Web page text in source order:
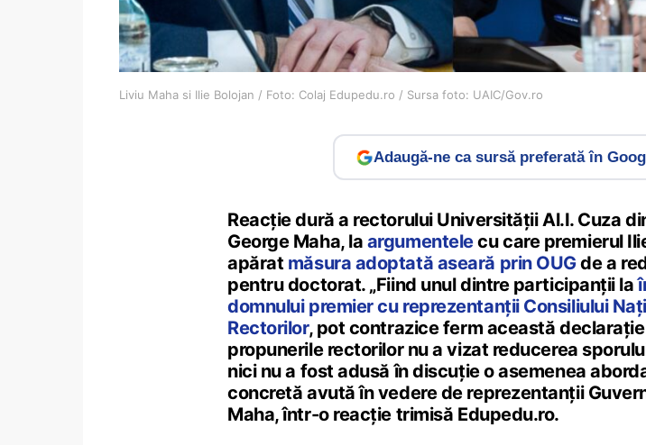
Liviu Maha si Ilie Bolojan / Foto: Colaj Edupedu.ro / Sursa foto: UAIC/Gov.ro
Adaugă-ne ca sursă preferată în
Reacție dură a rectorului Universității Al.I. Cuza
George Maha, la argumentelecu care premierul
apărat măsura adoptată aseară prin OUGde a
pentru doctorat. „Fiind unul dintre participanții la
domnului premier cu reprezentanții Consiliului
Rectorilor, pot contrazice ferm această
propunerile rectorilor nu a vizat reducerea
nici nu a fost adusă în discuție o asemenea
concretă avută în vedere de reprezentanții
Maha, într-o reacție trimisă Edupedu.ro.